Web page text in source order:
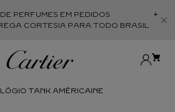
PERFUMES EM PEDIDOS
CORTESIA PARA TODO BRASIL
TANK AMÉRICAINE